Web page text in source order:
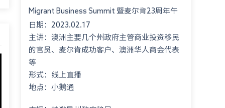
Migrant Business Summit 暨麦尔肯23周年午
餐会 Montgomery International Consultant
23rd An...
日期：2023.02.17
主讲：澳洲主要几个州政府主管商业投资移民
的官员、麦尔肯成功客户、澳洲华人商会代表
等
形式：线上直播
地点：小鹅通